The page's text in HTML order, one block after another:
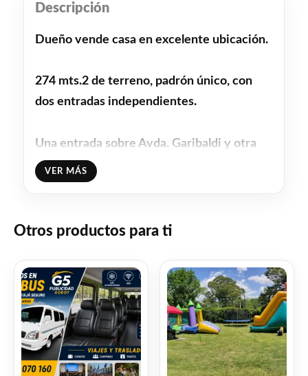
Descripción
Dueño vende casa en excelente ubicación.
274 mts.2 de terreno, padrón único, con
dos entradas independientes.
Una entrada sobre Avda. Garibaldi y otra
independiente en Juan Paullier.
Jacinto Vera, municipio C.
Con panadería, ferretería, restaurante
armenio, pizzería, rotisería, empanadas,
carnicería, almacenes, supermercado Ta Ta,
Abitab, veterinarias, puestos de verduras y
VER MÁS
Otros productos para ti